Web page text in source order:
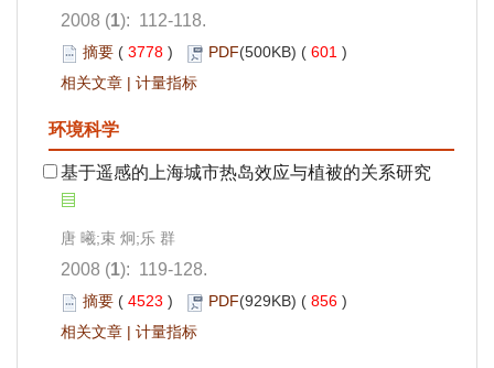
2008 (1): 112-118.
摘要 ( 3778 ) PDF(500KB) ( 601 )
相关文章 | 计量指标
环境科学
基于遥感的上海城市热岛效应与植被的关系研究
唐 曦;束 炯;乐 群
2008 (1): 119-128.
摘要 ( 4523 ) PDF(929KB) ( 856 )
相关文章 | 计量指标